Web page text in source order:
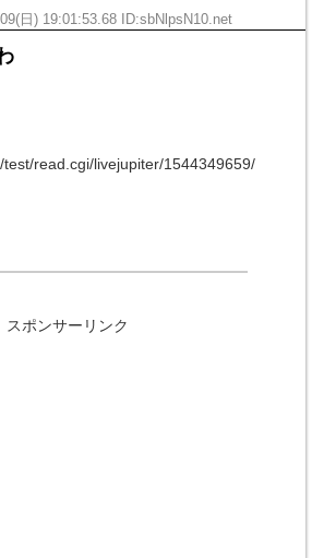
日) 19:01:53.68 ID:sbNlpsN10.net
read.cgi/livejupiter/1544349659/
スポンサーリンク